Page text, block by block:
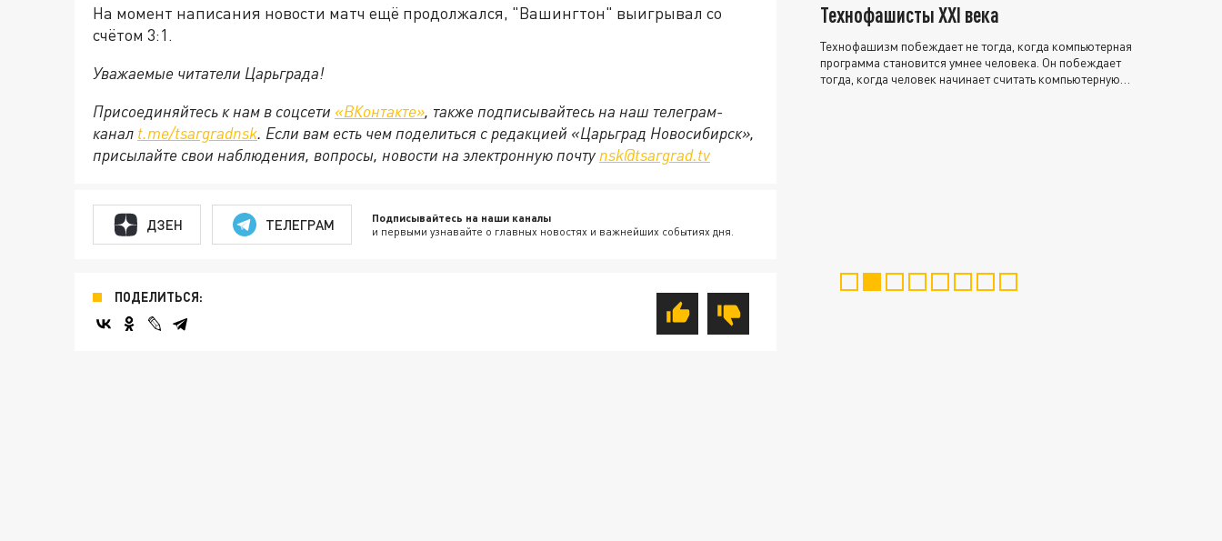
На момент написания новости матч ещё продолжался, "Вашингтон" выигрывал со
счётом 3:1.
Уважаемые читатели Царьграда!
Присоединяйтесь к нам в соцсети «ВКонтакте», также подписывайтесь на наш телеграм-
канал t.me/tsargradnsk. Если вам есть чем поделиться с редакцией «Царьград Новосибирск»,
присылайте свои наблюдения, вопросы, новости на электронную почту nsk@tsargrad.tv
ДЗЕН ТЕЛЕГРАМ Подписывайтесь на наши каналы
и первыми узнавайте о главных новостях и важнейших событиях дня.
ПОДЕЛИТЬСЯ:
Технофашисты XXI века
Технофашизм побеждает не тогда, когда компьютерная
программа становится умнее человека. Он побеждает
тогда, когда человек начинает считать компьютерную